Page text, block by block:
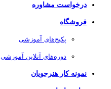
درخواست مشاوره
فروشگاه
پکیج‌های آموزشی
دوره‌های آنلاین آموزشی
نمونه کار هنرجویان